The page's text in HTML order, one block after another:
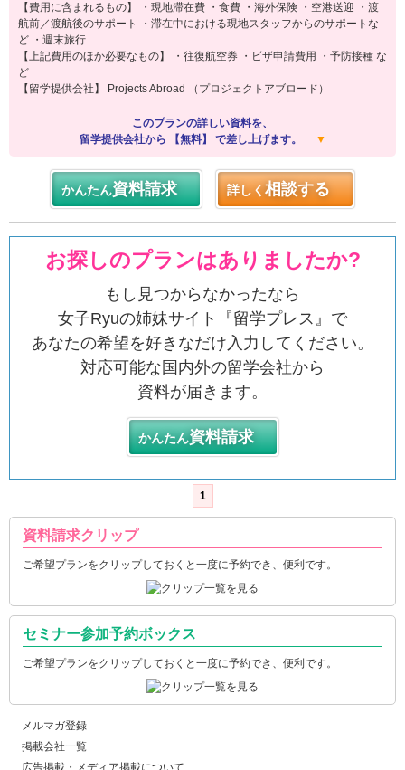
【費用に含まれるもの】 ・現地滞在費 ・食費 ・海外保険 ・空港送迎 ・渡
航前／渡航後のサポート ・滞在中における現地スタッフからのサポートな
ど ・週末旅行
【上記費用のほか必要なもの】 ・往復航空券 ・ビザ申請費用 ・予防接種 な
ど
【留学提供会社】 Projects Abroad （プロジェクトアブロード）
このプランの詳しい資料を、
留学提供会社から 【無料】 で差し上げます。
▼
かんたん資料請求 詳しく相談する
お探しのプランはありましたか?
もし見つからなかったなら
女子Ryuの姉妹サイト『留学プレス』で
あなたの希望を好きなだけ入力してください。
対応可能な国内外の留学会社から
資料が届きます。
かんたん資料請求
1
資料請求クリップ
ご希望プランをクリップしておくと一度に予約でき、便利です。
セミナー参加予約ボックス
ご希望プランをクリップしておくと一度に予約でき、便利です。
メルマガ登録
掲載会社一覧
広告掲載・メディア掲載について